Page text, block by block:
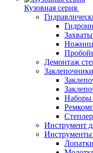
Кузовная серия
Демонтаж
Наборы
Инструмент
Лопатки